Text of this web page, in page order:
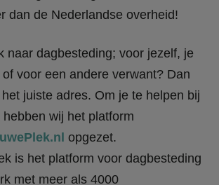
dan de Nederlandse overheid!
naar dagbesteding; voor jezelf, je
voor een andere verwant? Dan
juiste adres. Om je te helpen bij
wij het platform
opgezet.
is het platform voor dagbesteding
met meer als 4000